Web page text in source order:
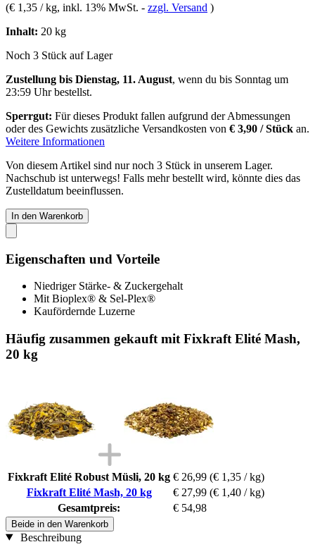
(€ 1,35 / kg, inkl. 13% MwSt. - zzgl. Versand )
Inhalt: 20 kg
Noch 3 Stück auf Lager
Zustellung bis Dienstag, 11. August, wenn du bis Sonntag um
23:59 Uhrbestellst.
Sperrgut: Für dieses Produkt fallen aufgrund der Abmessungen
oder des Gewichts zusätzliche Versandkosten von € 3,90 / Stück an.
Weitere Informationen
Von diesem Artikel sind nur noch 3 Stück in unserem Lager.
Nachschub ist unterwegs! Falls mehr bestellt wird, könnte dies das
Zustelldatum beeinflussen.
In den Warenkorb
Eigenschaften und Vorteile
Niedriger Stärke- & Zuckergehalt
Mit Bioplex® & Sel-Plex®
Kaufördernde Luzerne
Häufig zusammen gekauft mit Fixkraft Elité Mash,
20 kg
Fixkraft Elité Robust Müsli, 20 kg € 26,99 (€ 1,35 / kg)
Fixkraft Elité Mash, 20 kg
€ 27,99 (€ 1,40 / kg)
Gesamtpreis:
€ 54,98
Beide in den Warenkorb
Beschreibung